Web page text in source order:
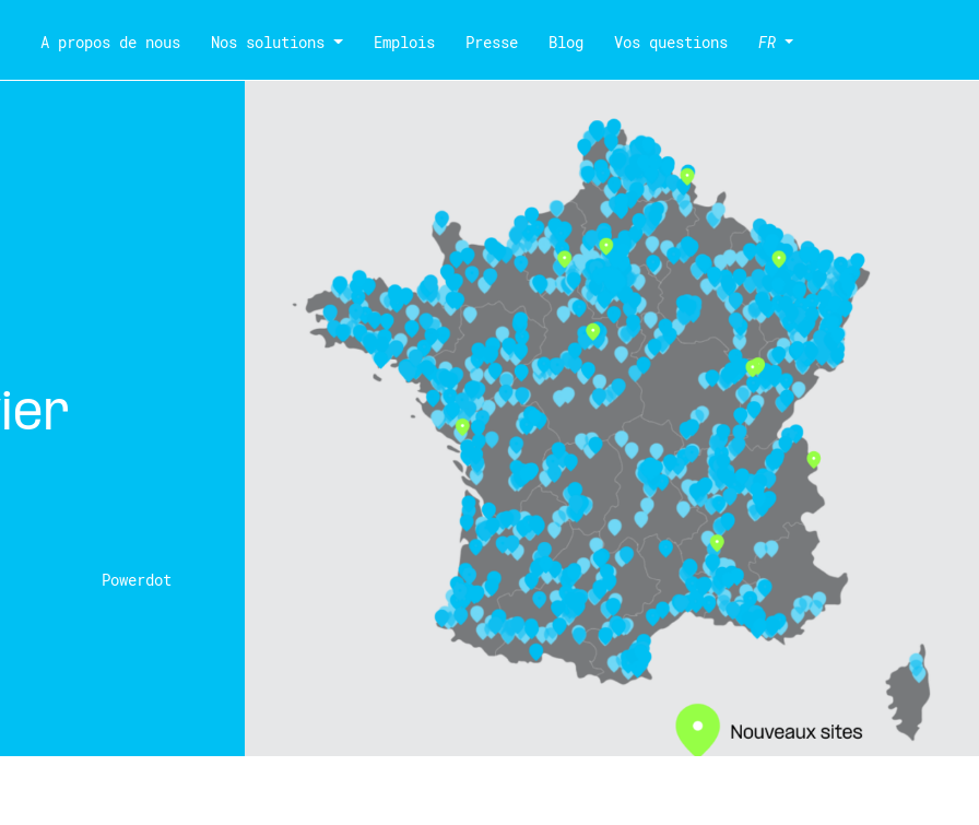
A propos de nous Nos solutions Emplois Presse Blog Vos questions FR
Powerdot